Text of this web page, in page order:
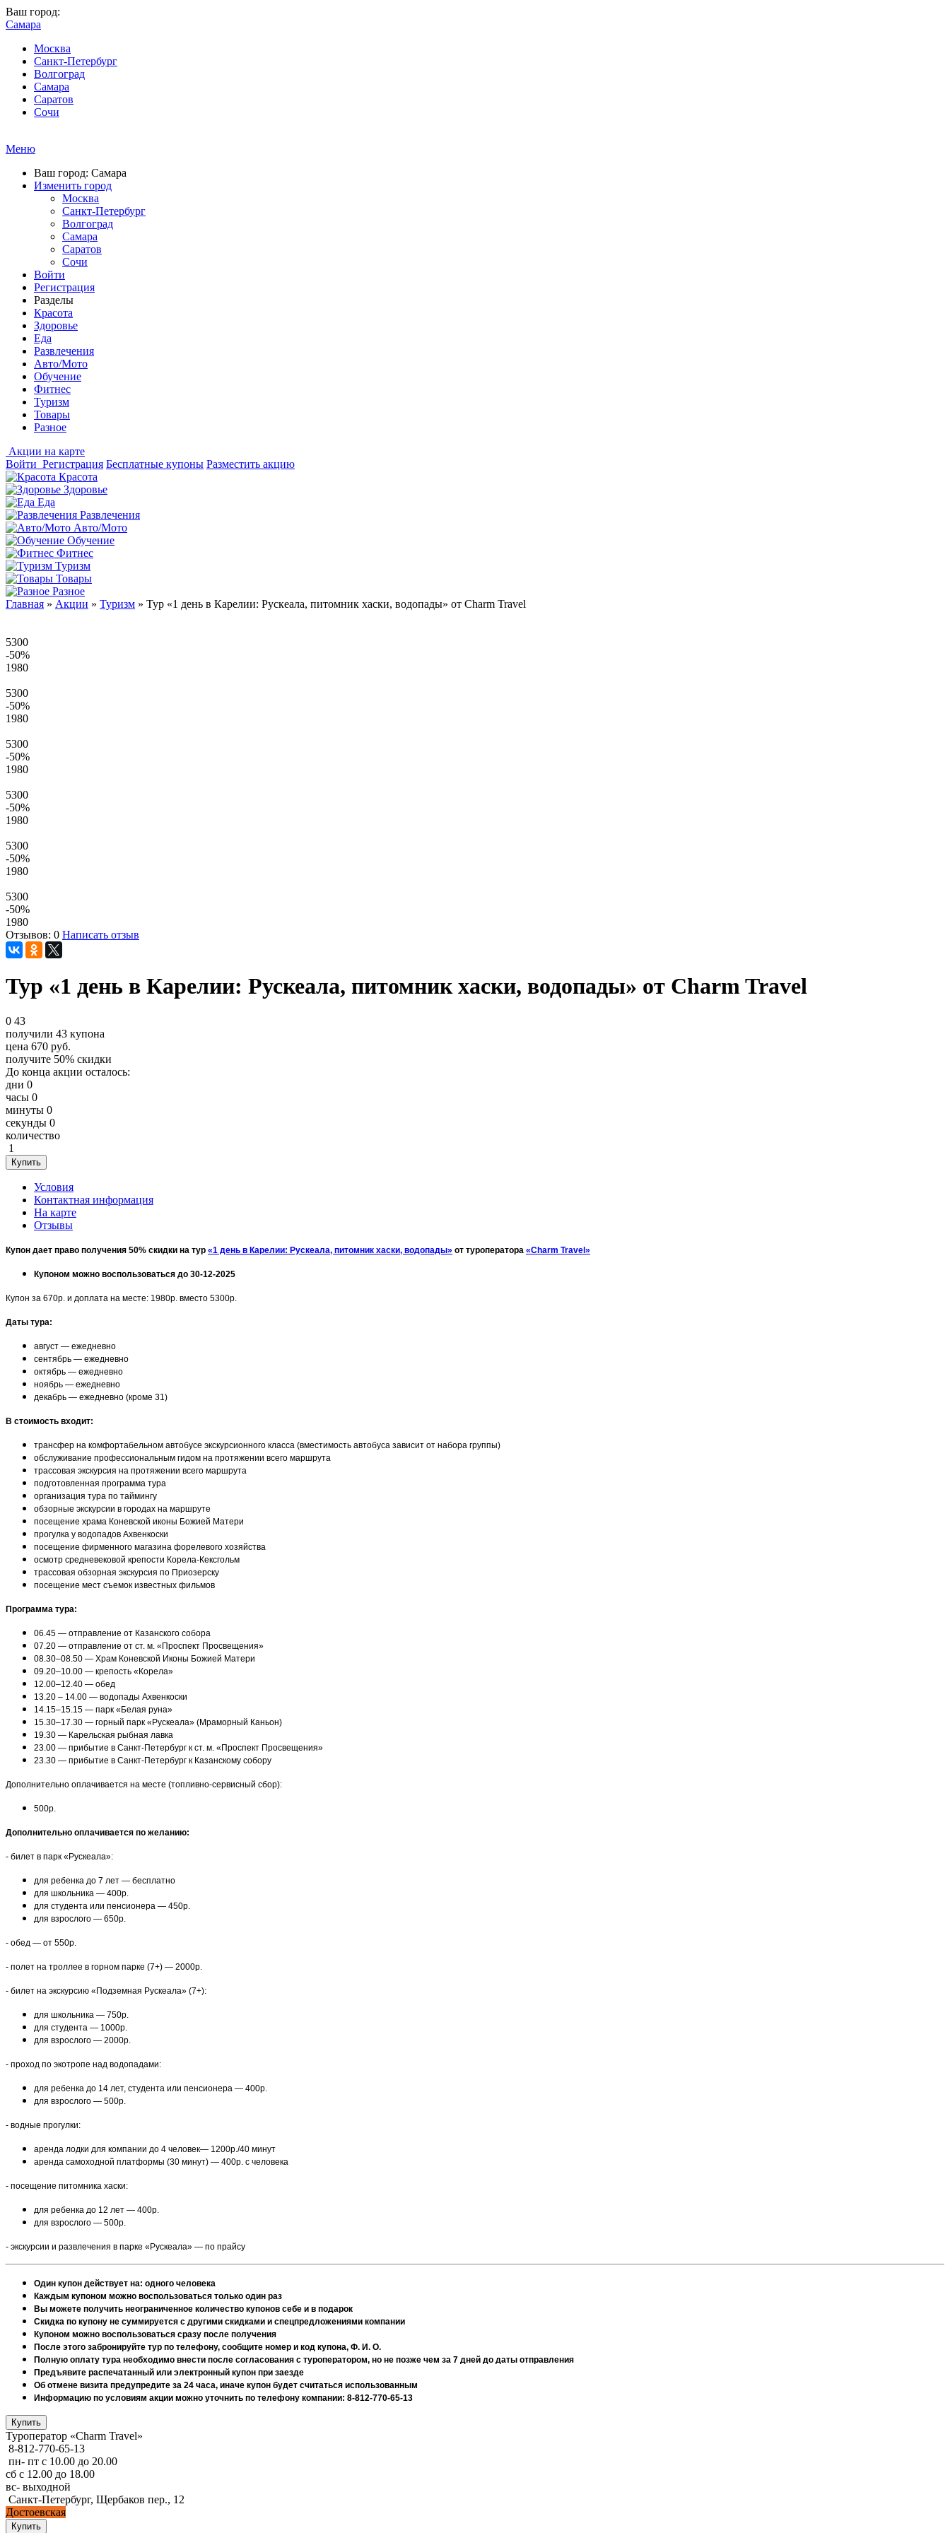
Ваш город:
Самара
Москва
Санкт-Петербург
Волгоград
Самара
Саратов
Сочи
Меню
Ваш город: Самара
Изменить город
Москва
Санкт-Петербург
Волгоград
Самара
Саратов
Сочи
Войти
Регистрация
Разделы
Красота
Здоровье
Еда
Развлечения
Авто/Мото
Обучение
Фитнес
Туризм
Товары
Разное
Акции на карте
Войти Регистрация Бесплатные купоны Разместить акцию
Красота
Здоровье
Еда
Развлечения
Авто/Мото
Обучение
Фитнес
Туризм
Товары
Разное
Главная » Акции » Туризм » Тур «1 день в Карелии: Рускеала, питомник хаски, водопады» от Charm Travel
5300
-50%
1980
5300
-50%
1980
5300
-50%
1980
5300
-50%
1980
5300
-50%
1980
5300
-50%
1980
Отзывов: 0 Написать отзыв
Тур «1 день в Карелии: Рускеала, питомник хаски, водопады» от Charm Travel
0 43
получили 43 купона
цена 670 руб.
получите 50% скидки
До конца акции осталось:
дни 0
часы 0
минуты 0
секунды 0
количество
1
Условия
Контактная информация
На карте
Отзывы
Купон дает право получения 50% скидки на тур «1 день в Карелии: Рускеала, питомник хаски, водопады» от туроператора «Charm Travel»
Купоном можно воспользоваться до 30-12-2025
Купон за 670р. и доплата на месте: 1980р. вместо 5300р.
Даты тура:
август — ежедневно
сентябрь — ежедневно
октябрь — ежедневно
ноябрь — ежедневно
декабрь — ежедневно (кроме 31)
В стоимость входит:
трансфер на комфортабельном автобусе экскурсионного класса (вместимость автобуса зависит от набора группы)
обслуживание профессиональным гидом на протяжении всего маршрута
трассовая экскурсия на протяжении всего маршрута
подготовленная программа тура
организация тура по таймингу
обзорные экскурсии в городах на маршруте
посещение храма Коневской иконы Божией Матери
прогулка у водопадов Ахвенкоски
посещение фирменного магазина форелевого хозяйства
осмотр средневековой крепости Корела-Кексгольм
трассовая обзорная экскурсия по Приозерску
посещение мест съемок известных фильмов
Программа тура:
06.45 — отправление от Казанского собора
07.20 — отправление от ст. м. «Проспект Просвещения»
08.30–08.50 — Храм Коневской Иконы Божией Матери
09.20–10.00 — крепость «Корела»
12.00–12.40 — обед
13.20 – 14.00 — водопады Ахвенкоски
14.15–15.15 — парк «Белая руна»
15.30–17.30 — горный парк «Рускеала» (Мраморный Каньон)
19.30 — Карельская рыбная лавка
23.00 — прибытие в Санкт-Петербург к ст. м. «Проспект Просвещения»
23.30 — прибытие в Санкт-Петербург к Казанскому собору
Дополнительно оплачивается на месте (топливно-сервисный сбор):
500р.
Дополнительно оплачивается по желанию:
- билет в парк «Рускеала»:
для ребенка до 7 лет — бесплатно
для школьника — 400р.
для студента или пенсионера — 450р.
для взрослого — 650р.
- обед — от 550р.
- полет на троллее в горном парке (7+) — 2000р.
- билет на экскурсию «Подземная Рускеала» (7+):
для школьника — 750р.
для студента — 1000р.
для взрослого — 2000р.
- проход по экотропе над водопадами:
для ребенка до 14 лет, студента или пенсионера — 400р.
для взрослого — 500р.
- водные прогулки:
аренда лодки для компании до 4 человек— 1200р./40 минут
аренда самоходной платформы (30 минут) — 400р. с человека
- посещение питомника хаски:
для ребенка до 12 лет — 400р.
для взрослого — 500р.
- экскурсии и развлечения в парке «Рускеала» — по прайсу
Один купон действует на: одного человека
Каждым купоном можно воспользоваться только один раз
Вы можете получить неограниченное количество купонов себе и в подарок
Скидка по купону не суммируется с другими скидками и спецпредложениями компании
Купоном можно воспользоваться сразу после получения
После этого забронируйте тур по телефону, сообщите номер и код купона, Ф. И. О.
Полную оплату тура необходимо внести после согласования с туроператором, но не позже чем за 7 дней до даты отправления
Предъявите распечатанный или электронный купон при заезде
Об отмене визита предупредите за 24 часа, иначе купон будет считаться использованным
Информацию по условиям акции можно уточнить по телефону компании: 8-812-770-65-13
Туроператор «Charm Travel»
8-812-770-65-13
пн- пт с 10.00 до 20.00
сб с 12.00 до 18.00
вс- выходной
Санкт-Петербург, Щербаков пер., 12
Достоевская